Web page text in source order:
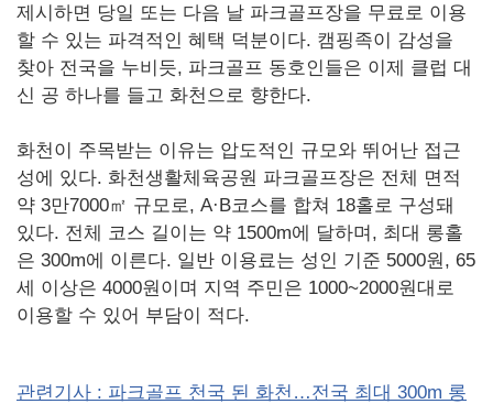
제시하면 당일 또는 다음 날 파크골프장을 무료로 이용
할 수 있는 파격적인 혜택 덕분이다. 캠핑족이 감성을
찾아 전국을 누비듯, 파크골프 동호인들은 이제 클럽 대
신 공 하나를 들고 화천으로 향한다.
화천이 주목받는 이유는 압도적인 규모와 뛰어난 접근
성에 있다. 화천생활체육공원 파크골프장은 전체 면적
약 3만7000㎡ 규모로, A·B코스를 합쳐 18홀로 구성돼
있다. 전체 코스 길이는 약 1500m에 달하며, 최대 롱홀
은 300m에 이른다. 일반 이용료는 성인 기준 5000원, 65
세 이상은 4000원이며 지역 주민은 1000~2000원대로
이용할 수 있어 부담이 적다.
관련기사 : 파크골프 천국 된 화천…전국 최대 300m 롱